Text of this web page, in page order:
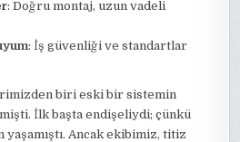
: Doğru montaj, uzun vadeli
: İş güvenliği ve standartlar
biri eski bir sistemin
İlk başta endişeliydi; çünkü
Ancak ekibimiz, titiz